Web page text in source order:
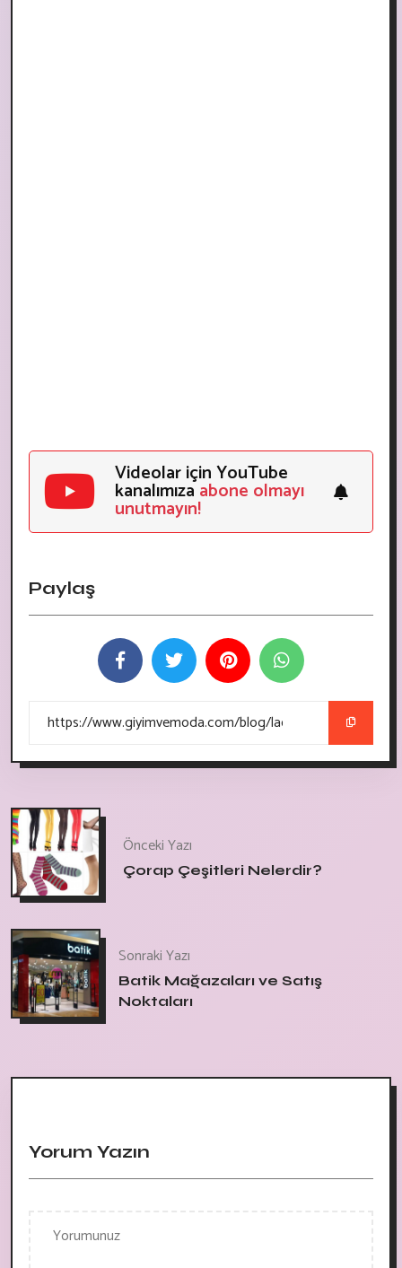
Videolar için YouTube
kanalımızaabone olmayı
unutmayın!
Paylaş
Önceki Yazı
Çorap Çeşitleri Nelerdir?
Sonraki Yazı
Batik Mağazaları ve Satış
Noktaları
Yorum Yazın